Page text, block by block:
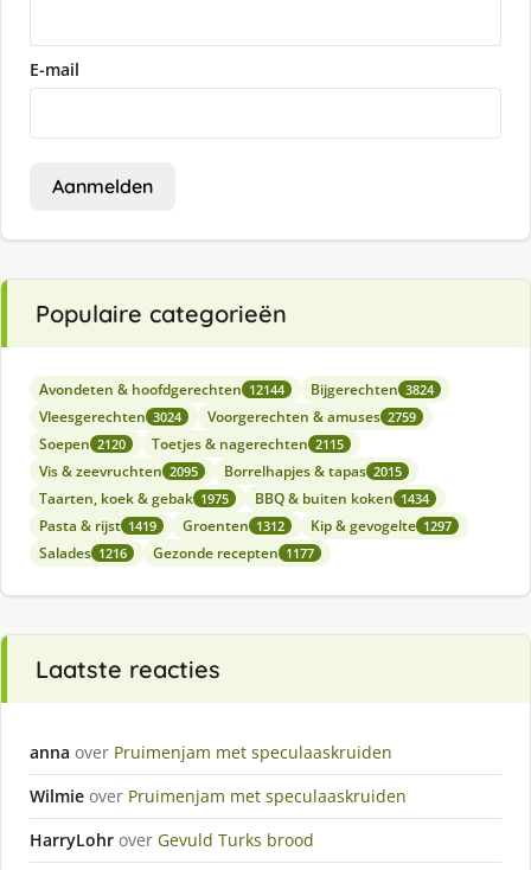
E-mail
Aanmelden
Populaire categorieën
Avondeten & hoofdgerechten 12144 Bijgerechten 3824
Vleesgerechten 3024 Voorgerechten & amuses 2759
Soepen 2120 Toetjes & nagerechten 2115
Vis & zeevruchten 2095 Borrelhapjes & tapas 2015
Taarten, koek & gebak 1975 BBQ & buiten koken 1434
Pasta & rijst 1419 Groenten 1312 Kip & gevogelte 1297
Salades 1216 Gezonde recepten 1177
Laatste reacties
anna over Pruimenjam met speculaaskruiden
Wilmie over Pruimenjam met speculaaskruiden
HarryLohr over Gevuld Turks brood